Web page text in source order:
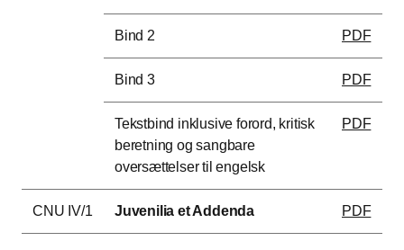
Bind 2 PDF
Bind 3 PDF
Tekstbind inklusive forord, kritisk
beretning og sangbare
oversættelser til engelsk
PDF
CNU IV/1 Juvenilia et Addenda PDF